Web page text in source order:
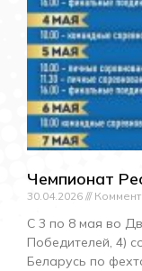
Чемпионат
30.04.2026
С 3 по 8 мая во
Победителей, 4)
Беларусь по